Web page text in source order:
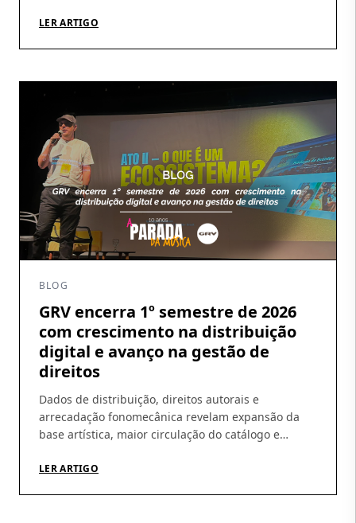
circulação das obras, identificar utilizações, conferir
LER ARTIGO
BLOG
GRV encerra 1º semestre de 2026
com crescimento na distribuição
digital e avanço na gestão de
direitos
Dados de distribuição, direitos autorais e
arrecadação fonomecânica revelam expansão da
base artística, maior circulação do catálogo e
primeiro semestre de 2026 ajudam a revelar um
LER ARTIGO